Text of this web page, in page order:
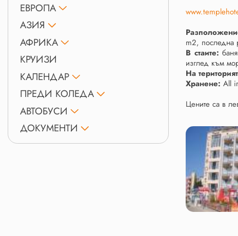
ЕВРОПА
АЗИЯ
АФРИКА
КРУИЗИ
КАЛЕНДАР
ПРЕДИ КОЛЕДА
АВТОБУСИ
ДОКУМЕНТИ
m2, последна
В стаите:
изглед към
На
Хранене:All
Цените са в